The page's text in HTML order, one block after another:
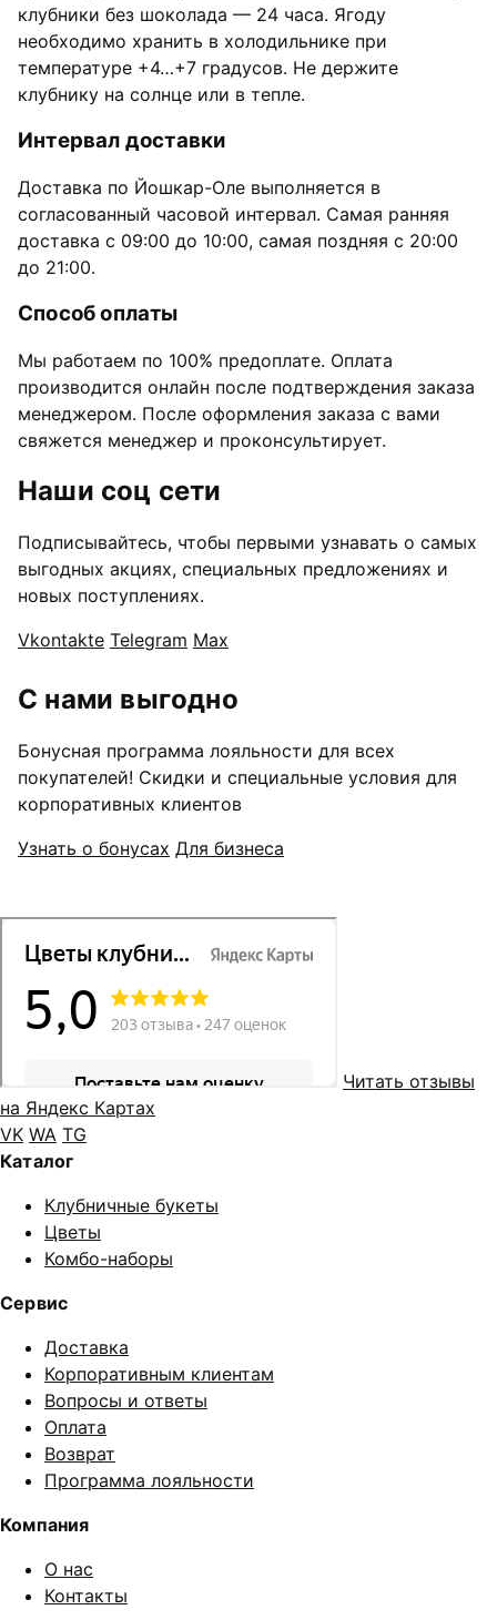
клубники без шоколада — 24 часа. Ягоду
необходимо хранить в холодильнике при
температуре +4…+7 градусов. Не держите
клубнику на солнце или в тепле.
Интервал доставки
Доставка по Йошкар-Оле выполняется в
согласованный часовой интервал. Самая ранняя
доставка с 09:00 до 10:00, самая поздняя с 20:00
до 21:00.
Способ оплаты
Мы работаем по 100% предоплате. Оплата
производится онлайн после подтверждения заказа
менеджером. После оформления заказа с вами
свяжется менеджер и проконсультирует.
Наши соц сети
Подписывайтесь, чтобы первыми узнавать о самых
выгодных акциях, специальных предложениях и
новых поступлениях.
Vkontakte Telegram Max
С нами выгодно
Бонусная программа лояльности для всех
покупателей! Скидки и специальные условия для
корпоративных клиентов
Узнать о бонусах Для бизнеса
Читать отзывы
на Яндекс Картах
VK WA TG
Каталог
Клубничные букеты
Цветы
Комбо-наборы
Сервис
Доставка
Корпоративным клиентам
Вопросы и ответы
Оплата
Возврат
Программа лояльности
Компания
О нас
Контакты